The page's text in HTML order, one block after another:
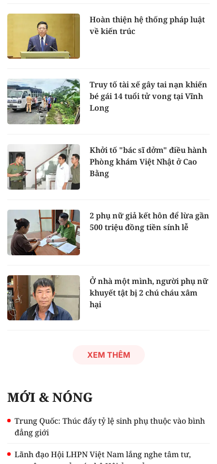
Hoàn thiện hệ thống pháp luật
về kiến trúc
Truy tố tài xế gây tai nạn khiến
bé gái 14 tuổi tử vong tại Vĩnh
Long
Khởi tố "bác sĩ dởm" điều hành
Phòng khám Việt Nhật ở Cao
Bằng
2 phụ nữ giả kết hôn để lừa gần
500 triệu đồng tiền sính lễ
Ở nhà một mình, người phụ nữ
khuyết tật bị 2 chú cháu xâm
hại
XEM THÊM
MỚI & NÓNG
Trung Quốc: Thúc đẩy tỷ lệ sinh phụ thuộc vào bình
đẳng giới
Lãnh đạo Hội LHPN Việt Nam lắng nghe tâm tư,